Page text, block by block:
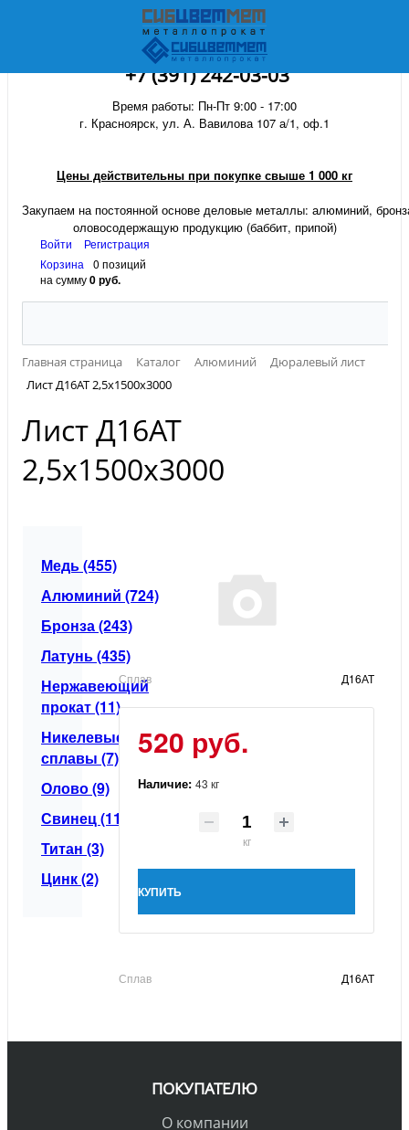
+7 (391) 242-03-03
Время работы: Пн-Пт 9:00 - 17:00
г. Красноярск, ул. А. Вавилова 107 а/1, оф.1
Цены действительны при покупке свыше 1 000 кг
Закупаем на постоянной основе деловые металлы: алюминий,
оловосодержащую продукцию (баббит, припой)
Войти
Регистрация
Корзина
0 позиций
на сумму0 руб.
Главная страница Каталог Алюминий
Дюралевый лист
Лист Д16АТ 2,5х1500х3000
Лист Д16АТ
2,5х1500х3000
Медь (455)
Алюминий (724)
Бронза (243)
Латунь (435)
Нержавеющий
прокат (11)
Никелевые
сплавы (7)
Олово (9)
Свинец (11)
Титан (3)
Цинк (2)
Сплав Д16АТ
520 руб.
Наличие: 43 кг
кг
КУПИТЬ
Сплав Д16АТ
ПОКУПАТЕЛЮ
О компании